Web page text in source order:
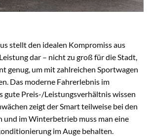
stellt den idealen Kompromiss aus
dar – nicht zu groß für die Stadt,
genug, um mit zahlreichen Sportwagen
Das moderne Fahrerlebnis im
gute Preis-/Leistungsverhältnis wissen
zeigt der Smart teilweise bei den
und im Winterbetrieb muss man eine
im Auge behalten.